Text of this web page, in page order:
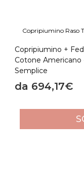
Copripiumino Raso
Copripiumino +
Cotone Americano
Semplice
da 694,17€